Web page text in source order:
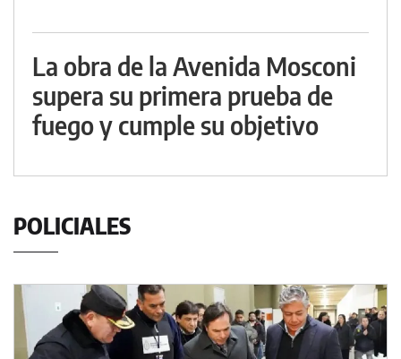
La obra de la Avenida Mosconi
supera su primera prueba de
fuego y cumple su objetivo
POLICIALES